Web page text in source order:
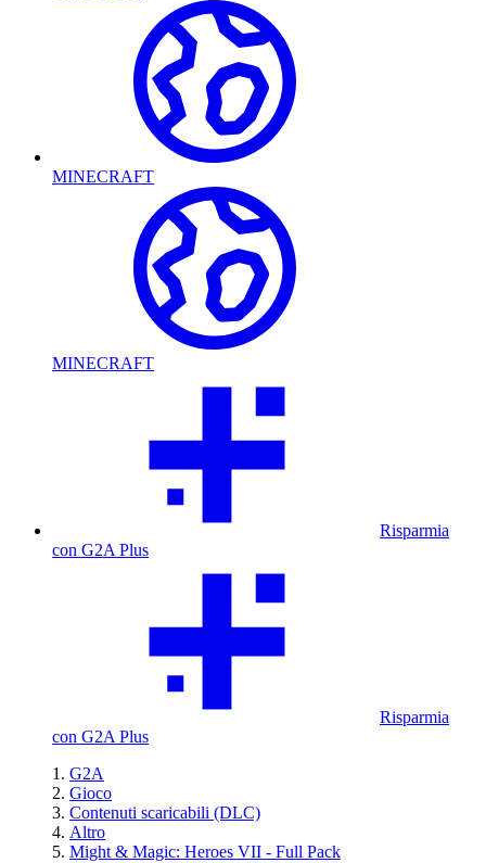
MINECRAFT
MINECRAFT
Risparmia
con G2A Plus
Risparmia
con G2A Plus
G2A
Gioco
Contenuti scaricabili (DLC)
Altro
Might & Magic: Heroes VII - Full Pack